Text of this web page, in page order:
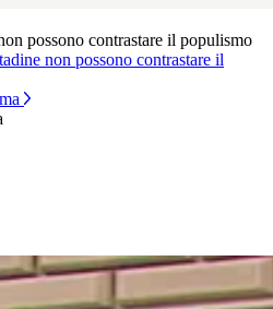
possono contrastare il populismo
non possono contrastare il